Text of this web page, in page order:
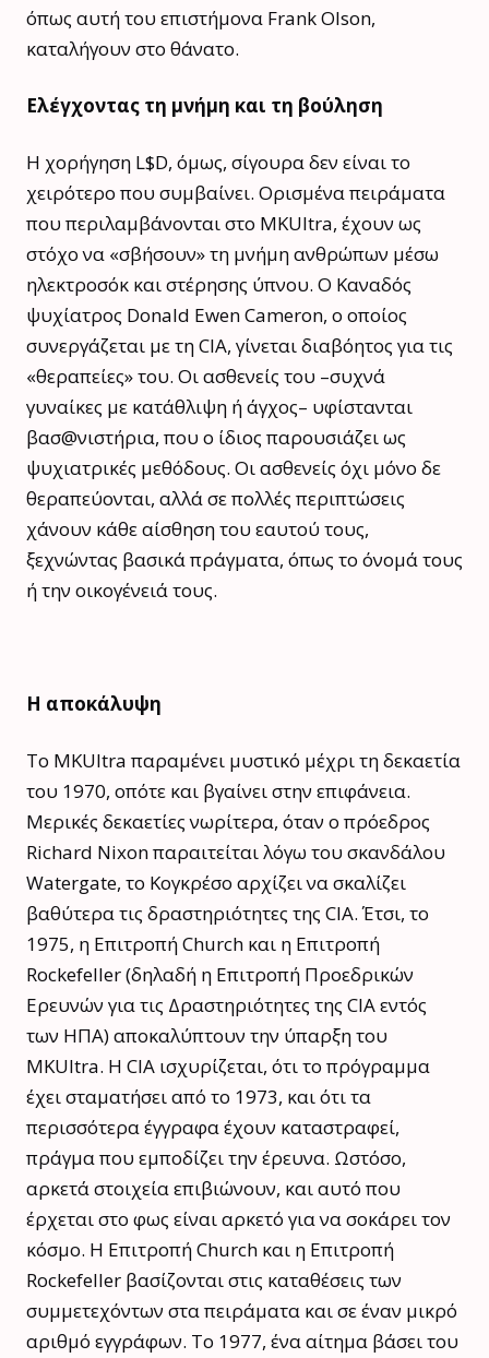
όπως αυτή του επιστήμονα Frank Olson,
καταλήγουν στο θάνατο.
Ελέγχοντας τη μνήμη και τη βούληση
Η χορήγηση L$D, όμως, σίγουρα δεν είναι το
χειρότερο που συμβαίνει. Ορισμένα πειράματα
που περιλαμβάνονται στο MKUltra, έχουν ως
στόχο να «σβήσουν» τη μνήμη ανθρώπων μέσω
ηλεκτροσόκ και στέρησης ύπνου. Ο Καναδός
ψυχίατρος Donald Ewen Cameron, ο οποίος
συνεργάζεται με τη CIA, γίνεται διαβόητος για τις
«θεραπείες» του. Οι ασθενείς του –συχνά
γυναίκες με κατάθλιψη ή άγχος– υφίστανται
βασ@νιστήρια, που ο ίδιος παρουσιάζει ως
ψυχιατρικές μεθόδους. Οι ασθενείς όχι μόνο δε
θεραπεύονται, αλλά σε πολλές περιπτώσεις
χάνουν κάθε αίσθηση του εαυτού τους,
ξεχνώντας βασικά πράγματα, όπως το όνομά τους
ή την οικογένειά τους.
Η αποκάλυψη
Το MKUltra παραμένει μυστικό μέχρι τη δεκαετία
του 1970, οπότε και βγαίνει στην επιφάνεια.
Μερικές δεκαετίες νωρίτερα, όταν ο πρόεδρος
Richard Nixon παραιτείται λόγω του σκανδάλου
Watergate, το Κογκρέσο αρχίζει να σκαλίζει
βαθύτερα τις δραστηριότητες της CIA. Έτσι, το
1975, η Επιτροπή Church και η Επιτροπή
Rockefeller (δηλαδή η Επιτροπή Προεδρικών
Ερευνών για τις Δραστηριότητες της CIA εντός
των ΗΠΑ) αποκαλύπτουν την ύπαρξη του
MKUltra. Η CIA ισχυρίζεται, ότι το πρόγραμμα
έχει σταματήσει από το 1973, και ότι τα
περισσότερα έγγραφα έχουν καταστραφεί,
πράγμα που εμποδίζει την έρευνα. Ωστόσο,
αρκετά στοιχεία επιβιώνουν, και αυτό που
έρχεται στο φως είναι αρκετό για να σοκάρει τον
κόσμο. Η Επιτροπή Church και η Επιτροπή
Rockefeller βασίζονται στις καταθέσεις των
συμμετεχόντων στα πειράματα και σε έναν μικρό
αριθμό εγγράφων. Το 1977, ένα αίτημα βάσει του